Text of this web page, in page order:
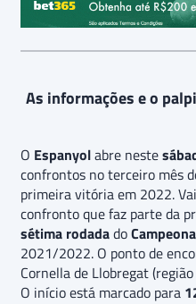
As informações e o
O Espanyolabre neste
confrontos no terceiro mês
primeira vitória em 2022.
confronto que faz parte da
sétima rodadado
2021/2022. O ponto de
Cornella de Llobregat
O início está marcado para